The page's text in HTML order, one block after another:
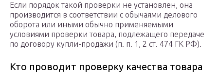
Если порядок такой проверки не установлен, она
производится в соответствии с обычаями делового
оборота или иными обычно применяемыми
условиями проверки товара, подлежащего передаче
по договору купли-продажи (п. п. 1, 2 ст. 474 ГК РФ).
Кто проводит проверку качества товара